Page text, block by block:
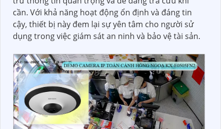
cần. Với khả năng hoạt động ổn định và đáng tin
cậy, thiết bị này đem lại sự yên tâm cho người sử
dụng trong việc giám sát an ninh và bảo vệ tài sản.